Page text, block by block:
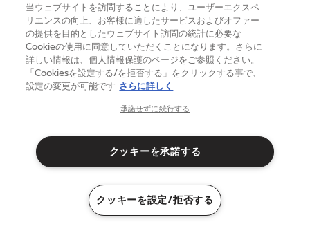
ヘルプ
バボラについて
利用規約
プライバシーポリシー
法律上の注意点
クッキー
当ウェブサイトを訪問することにより、ユーザーエクスペ
リエンスの向上、お客様に適したサービスおよびオファー
の提供を目的としたウェブサイト訪問の統計に必要な
Cookieの使用に同意していただくことになります。さらに
詳しい情報は、個人情報保護のページをご参照ください。
「Cookiesを設定する/を拒否する」をクリックする事で、
設定の変更が可能です さらに詳しく
承諾せずに続行する
クッキーを承諾する
クッキーを設定/拒否する